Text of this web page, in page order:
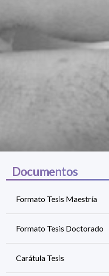
Documentos
Formato Tesis Maestría
Formato Tesis Doctorado
Carátula Tesis